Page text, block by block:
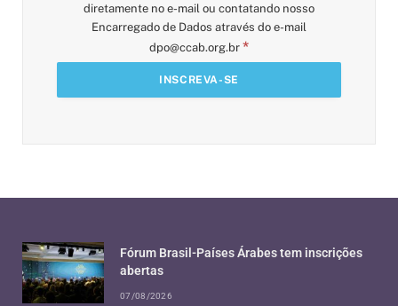
diretamente no e-mail ou contatando nosso
Encarregado de Dados através do e-mail
dpo@ccab.org.br *
Fórum Brasil-Países Árabes tem inscrições
abertas
07/08/2026